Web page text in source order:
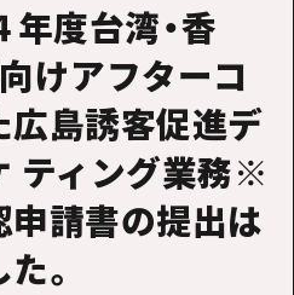
年度台湾・香
けアフターコ
広島誘客促進デ
ティング業務※
請書の提出は
。